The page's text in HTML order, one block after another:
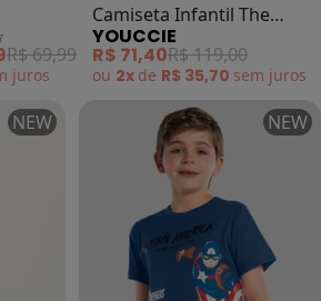
R$ 69,99
juros
Camiseta Infantil The
Tennis Royal (Azul)
YOUCCIE
R$ 71,40R$ 119,00
ou 2x de R$ 35,70 sem juros
NEW NEW